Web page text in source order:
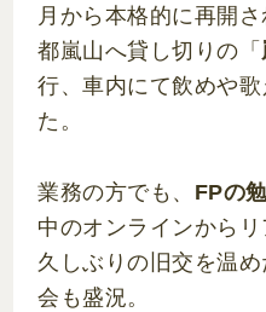
月から本格的に再開
都嵐山へ貸し切りの「
行、車内にて飲めや
た。
業務の方でも、 FPの
中のオンラインから
久しぶりの旧交を温
会も盛況。